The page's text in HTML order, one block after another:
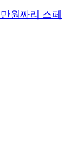
원짜리 스페